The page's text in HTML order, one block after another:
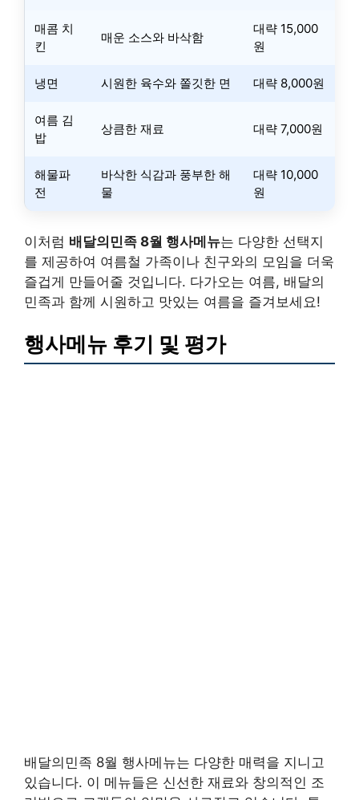
매콤 치
킨
매운 소스와 바삭함
대략 15,000
원
냉면 시원한 육수와 쫄깃한 면 대략 8,000원
여름 김
밥
상큼한 재료 대략 7,000원
해물파
전
바삭한 식감과 풍부한 해
물
대략 10,000
원
이처럼 배달의민족 8월 행사메뉴는 다양한 선택지
를 제공하여 여름철 가족이나 친구와의 모임을 더욱
즐겁게 만들어줄 것입니다. 다가오는 여름, 배달의
민족과 함께 시원하고 맛있는 여름을 즐겨보세요!
행사메뉴 후기 및 평가
배달의민족 8월 행사메뉴는 다양한 매력을 지니고
있습니다. 이 메뉴들은 신선한 재료와 창의적인 조